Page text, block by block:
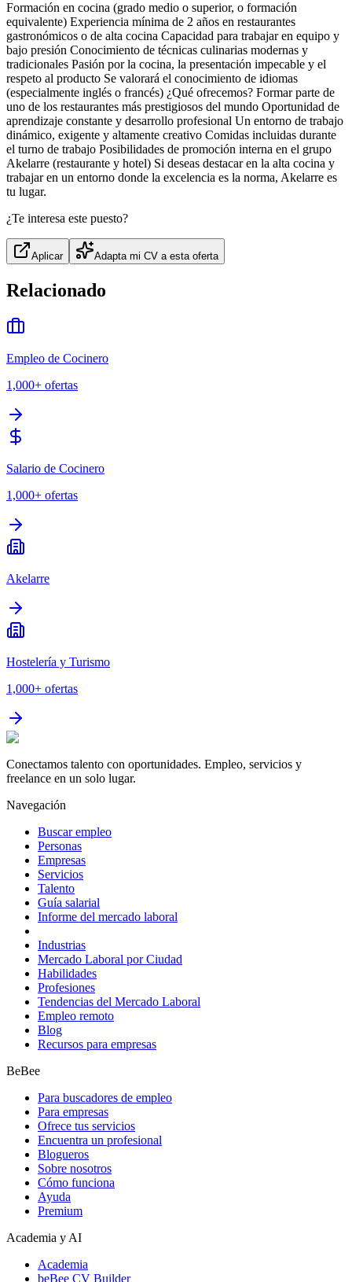
Formación en cocina (grado medio o superior, o formación
equivalente) Experiencia mínima de 2 años en restaurantes
gastronómicos o de alta cocina Capacidad para trabajar en equipo y
bajo presión Conocimiento de técnicas culinarias modernas y
tradicionales Pasión por la cocina, la presentación impecable y el
respeto al producto Se valorará el conocimiento de idiomas
(especialmente inglés o francés) ¿Qué ofrecemos? Formar parte de
uno de los restaurantes más prestigiosos del mundo Oportunidad de
aprendizaje constante y desarrollo profesional Un entorno de trabajo
dinámico, exigente y altamente creativo Comidas incluidas durante
el turno de trabajo Posibilidades de promoción interna en el grupo
Akelarre (restaurante y hotel) Si deseas destacar en la alta cocina y
trabajar en un entorno donde la excelencia es la norma, Akelarre es
tu lugar.
¿Te interesa este puesto?
Aplicar Adapta mi CV a esta oferta
Relacionado
Empleo de Cocinero
1,000+ ofertas
Salario de Cocinero
1,000+ ofertas
Akelarre
Hostelería y Turismo
1,000+ ofertas
Conectamos talento con oportunidades. Empleo, servicios y
freelance en un solo lugar.
Navegación
Buscar empleo
Personas
Empresas
Servicios
Talento
Guía salarial
Informe del mercado laboral
Industrias
Mercado Laboral por Ciudad
Habilidades
Profesiones
Tendencias del Mercado Laboral
Empleo remoto
Blog
Recursos para empresas
BeBee
Para buscadores de empleo
Para empresas
Ofrece tus servicios
Encuentra un profesional
Blogueros
Sobre nosotros
Cómo funciona
Ayuda
Premium
Academia y AI
Academia
beBee CV Builder